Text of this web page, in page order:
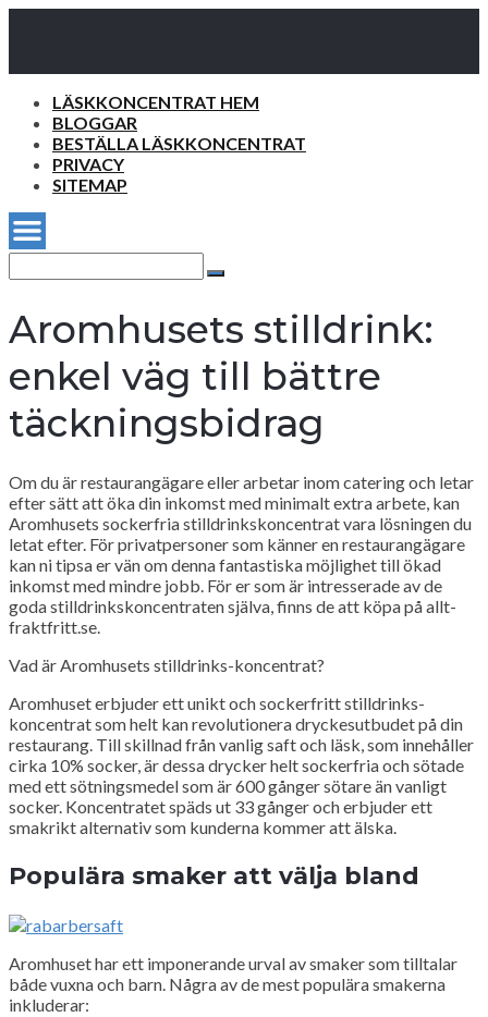
LÄSKKONCENTRAT HEM
BLOGGAR
BESTÄLLA LÄSKKONCENTRAT
PRIVACY
SITEMAP
for:
Search
Aromhusets stilldrink:
enkel väg till bättre
täckningsbidrag
Om du är restaurangägare eller arbetar inom catering och letar
efter sätt att öka din inkomst med minimalt extra arbete, kan
Aromhusets sockerfria stilldrinkskoncentrat vara lösningen du
letat efter. För privatpersoner som känner en restaurangägare
kan ni tipsa er vän om denna fantastiska möjlighet till ökad
inkomst med mindre jobb. För er som är intresserade av de
goda stilldrinkskoncentraten själva, finns de att köpa på allt-
fraktfritt.se.
Vad är Aromhusets stilldrinks-koncentrat?
Aromhuset erbjuder ett unikt och sockerfritt stilldrinks-
koncentrat som helt kan revolutionera dryckesutbudet på din
restaurang. Till skillnad från vanlig saft och läsk, som innehåller
cirka 10% socker, är dessa drycker helt sockerfria och sötade
med ett sötningsmedel som är 600 gånger sötare än vanligt
socker. Koncentratet späds ut 33 gånger och erbjuder ett
smakrikt alternativ som kunderna kommer att älska.
Populära smaker att välja bland
Aromhuset har ett imponerande urval av smaker som tilltalar
både vuxna och barn. Några av de mest populära smakerna
inkluderar: